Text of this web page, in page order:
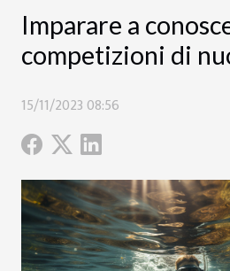
Imparare a
competizioni di
15/11/2023 08:56